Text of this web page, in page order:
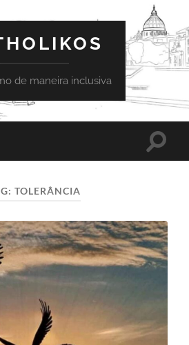
de maneira inclusiva
Toggle
TOLERÂNCIA